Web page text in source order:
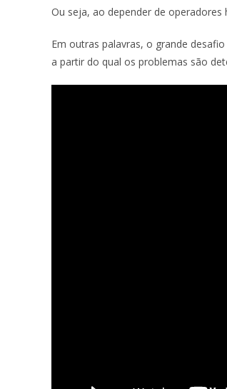
Ou seja, ao depender de
Em outras palavras, o grande
a partir do qual os problemas são